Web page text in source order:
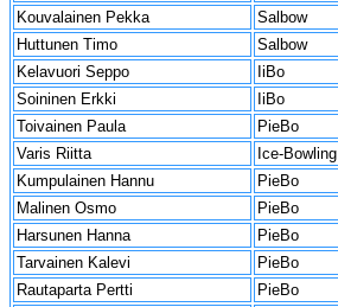
Kouvalainen Pekka
Salbow
Huttunen Timo
Salbow
Kelavuori Seppo
IiBo
Soininen Erkki
IiBo
Toivainen Paula
PieBo
Varis Riitta
Ice-Bowling
Kumpulainen Hannu
PieBo
Malinen Osmo
PieBo
Harsunen Hanna
PieBo
Tarvainen Kalevi
PieBo
Rautaparta Pertti
PieBo